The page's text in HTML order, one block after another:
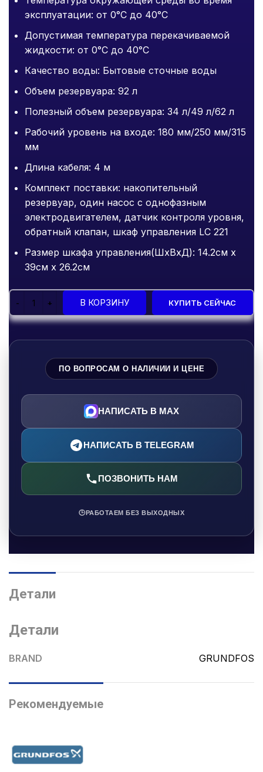
эксплуатации: от 0°C до 40°C
Допустимая температура перекачиваемой
жидкости: от 0°C до 40°C
Качество воды: Бытовые сточные воды
Объем резервуара: 92 л
Полезный объем резервуара: 34 л/49 л/62 л
Рабочий уровень на входе: 180 мм/250 мм/315
мм
Длина кабеля: 4 м
Комплект поставки: накопительный
резервуар, один насос с однофазным
электродвигателем, датчик контроля уровня,
обратный клапан, шкаф управления LC 221
Размер шкафа управления(ШхВхД): 14.2см х
39см х 26.2см
В КОРЗИНУ КУПИТЬ СЕЙЧАС
ПО ВОПРОСАМ О НАЛИЧИИ И ЦЕНЕ
НАПИСАТЬ В MAX
НАПИСАТЬ В TELEGRAM
ПОЗВОНИТЬ НАМ
🕒РАБОТАЕМ БЕЗ ВЫХОДНЫХ
Детали
Детали
BRAND GRUNDFOS
Рекомендуемые